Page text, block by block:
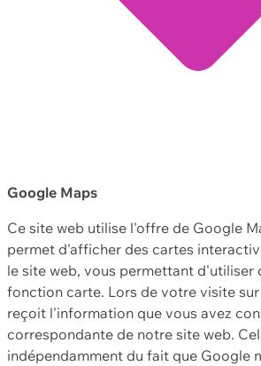
Google Maps
Ce site web utilise l'offre de Google
permet d'afficher des cartes
le site web, vous permettant d'utiliser
fonction carte. Lors de votre visite
reçoit l'information que vous avez
correspondante de notre site web.
indépendamment du fait que Google